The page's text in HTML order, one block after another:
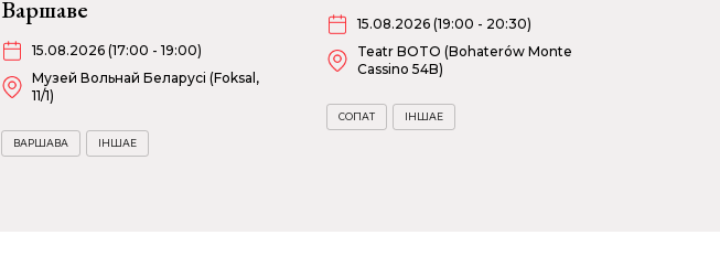
Варшаве
15.08.2026 (17:00 - 19:00)
Музей Вольнай Беларусі (Foksal,
11/1)
ВАРШАВА ІНШАЕ
15.08.2026 (19:00 - 20:30)
Teatr BOTO (Bohaterów Monte
Cassino 54B)
СОПАТ ІНШАЕ